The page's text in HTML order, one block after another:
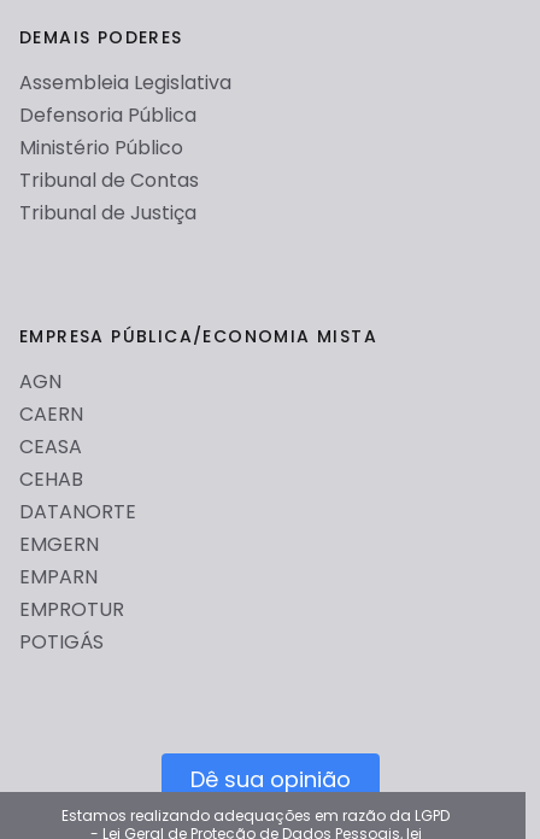
Estamos realizando adequações em razão da LGPD
- Lei Geral de Proteção de Dados Pessoais, lei
DEMAIS PODERES
Assembleia Legislativa
Defensoria Pública
Ministério Público
Tribunal de Contas
Tribunal de Justiça
EMPRESA PÚBLICA/ECONOMIA MISTA
AGN
CAERN
CEASA
CEHAB
DATANORTE
EMGERN
EMPARN
EMPROTUR
POTIGÁS
Dê sua opinião
Por favor deixe sua opinião para ajudar a melhorar o Portal